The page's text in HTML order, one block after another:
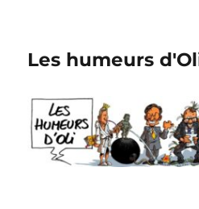
Les humeurs